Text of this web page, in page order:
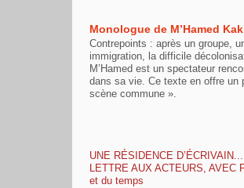
Monologue de M’Hamed
Contrepoints : après un groupe,
immigration, la difficile
M’Hamed est un spectateur
dans sa vie. Ce texte en offre un
scène commune ».
UNE RÉSIDENCE D’ÉCRIVAIN...
LETTRE AUX ACTEURS, AVEC
et du temps